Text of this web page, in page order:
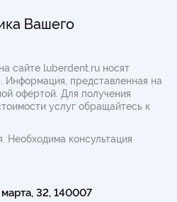
Вашего
сайте luberdent.ru носят
Информация, представленная на
офертой. Для получения
услуг обращайтесь к
Необходима консультация
32, 140007